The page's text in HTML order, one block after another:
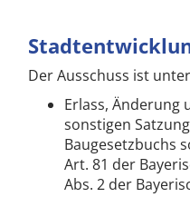
Der Ausschuss ist
Erlass, Änderung
sonstigen
Baugesetzbuchs
Art. 81 der
Abs. 2 der